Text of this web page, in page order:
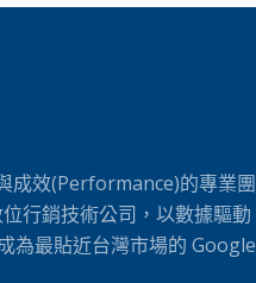
成效(Performance)的專業團
行銷技術公司，以數據驅動
為最貼近台灣市場的 Google